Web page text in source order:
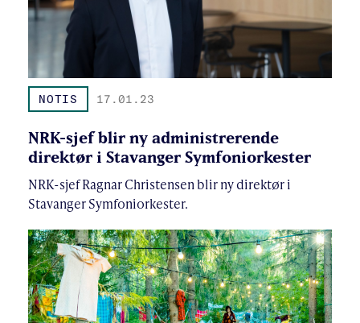
NOTIS 17.01.23
NRK-sjef blir ny administrerende
direktør i Stavanger Symfoniorkester
NRK-sjef Ragnar Christensen blir ny direktør i
Stavanger Symfoniorkester.